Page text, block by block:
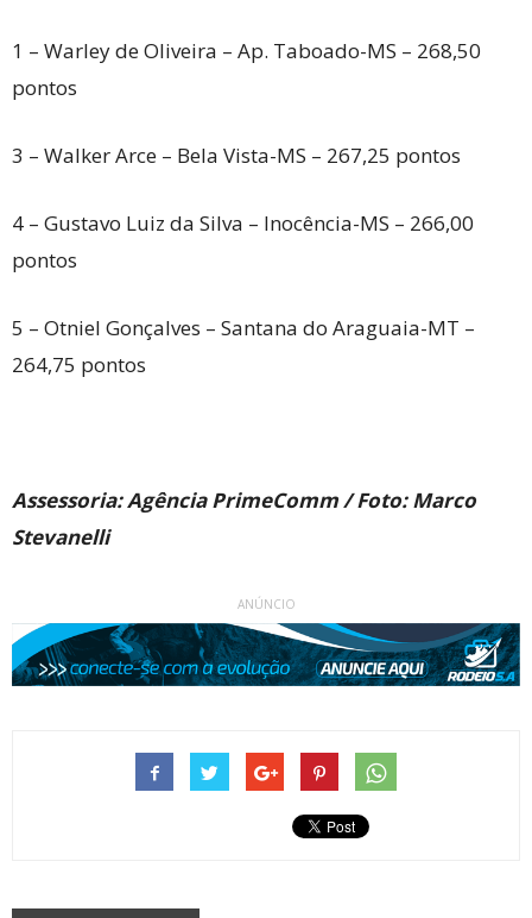
1 – Warley de Oliveira – Ap. Taboado-MS – 268,50
pontos
3 – Walker Arce – Bela Vista-MS – 267,25 pontos
4 – Gustavo Luiz da Silva – Inocência-MS – 266,00
pontos
5 – Otniel Gonçalves – Santana do Araguaia-MT –
264,75 pontos
Assessoria: Agência PrimeComm / Foto: Marco
Stevanelli
ANÚNCIO